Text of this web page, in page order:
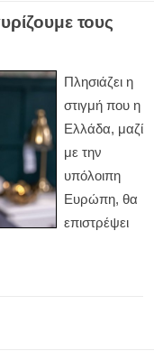
τους
Πλησιάζει η
στιγμή που η
Ελλάδα, μαζί
με την
υπόλοιπη
Ευρώπη, θα
επιστρέψει